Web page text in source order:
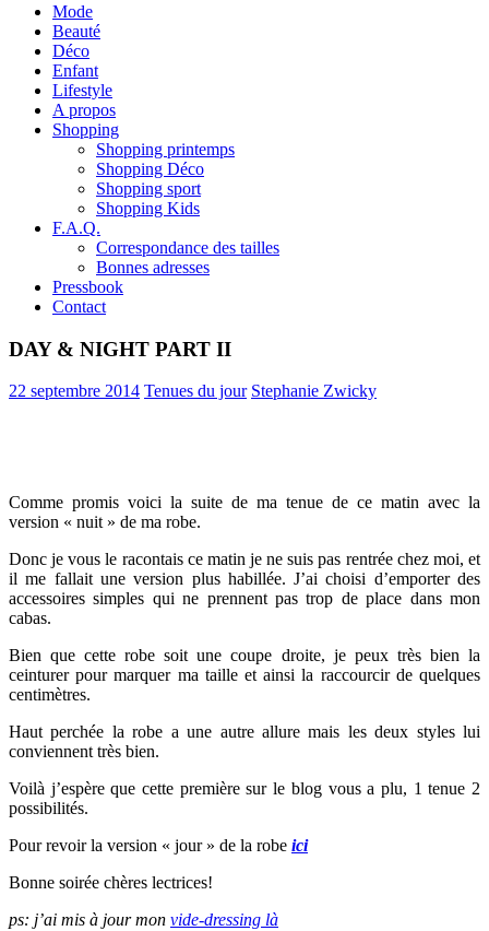
Mode
Beauté
Déco
Enfant
Lifestyle
A propos
Shopping
Shopping printemps
Shopping Déco
Shopping sport
Shopping Kids
F.A.Q.
Correspondance des tailles
Bonnes adresses
Pressbook
Contact
DAY & NIGHT PART II
22 septembre 2014 Tenues du jour Stephanie Zwicky
Comme promis voici la suite de ma tenue de ce matin avec la
version « nuit » de ma robe.
Donc je vous le racontais ce matin je ne suis pas rentrée chez moi, et
il me fallait une version plus habillée. J’ai choisi d’emporter des
accessoires simples qui ne prennent pas trop de place dans mon
cabas.
Bien que cette robe soit une coupe droite, je peux très bien la
ceinturerpour marquer ma taille et ainsi la raccourcir de quelques
centimètres.
Haut perchée la robe a une autre allure mais les deux styles lui
conviennent très bien.
Voilà j’espère que cette première sur le blog vous a plu, 1 tenue 2
possibilités.
Pour revoir la version « jour » de la robe ici
Bonne soirée chères lectrices!
ps: j’ai mis à jour mon vide-dressing là